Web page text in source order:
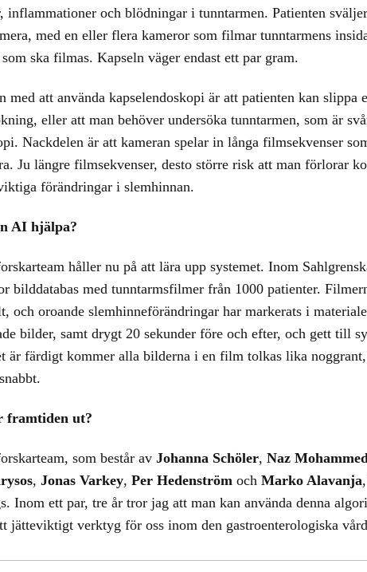
inflammationer och blödningar i tunntarmen. Patienten
med en eller flera kameror som filmar tunntarmens
ska filmas. Kapseln väger endast ett par gram.
med att använda kapselendoskopi är att patienten kan slippa
eller att man behöver undersöka tunntarmen, som är
Nackdelen är att kameran spelar in långa filmsekvenser
Ju längre filmsekvenser, desto större risk att man förlorar
förändringar i slemhinnan.
AI hjälpa?
håller nu på att lära upp systemet. Inom
bilddatabas med tunntarmsfilmer från 1000 patienter.
och oroande slemhinneförändringar har markerats i
bilder, samt drygt 20 sekunder före och efter, och gett till
är färdigt kommer alla bilderna i en film tolkas lika
framtiden ut?
som består av Johanna Schöler, Naz
, Jonas Varkey, Per Hedenström och Marko Alavanja
Inom ett par, tre år tror jag att man kan använda denna
jätteviktigt verktyg för oss inom den gastroenterologiska